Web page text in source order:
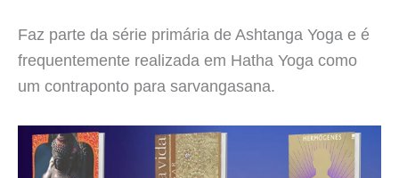
Faz parte da série primária de Ashtanga Yoga e é
frequentemente realizada em Hatha Yoga como
um contraponto para sarvangasana.